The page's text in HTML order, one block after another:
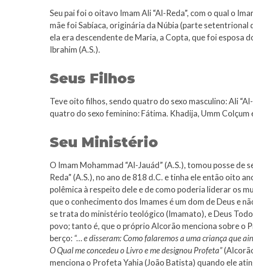
Seu pai foi o oitavo Imam Ali “Al-Reda”, com o qual o
mãe foi Sabíaca, originária da Núbia (parte setentrional
ela era descendente de Maria, a Copta, que foi esposa
Ibrahim (A.S.).
Seus Filhos
Teve oito filhos, sendo quatro do sexo masculino: Ali
quatro do sexo feminino: Fátima. Khadija, Umm Colçum
Seu Ministério
O Imam Mohammad “Al-Jauád” (A.S.), tomou posse de
Reda” (A.S.), no ano de 818 d.C. e tinha ele então oito
polêmica à respeito dele e de como poderia liderar os
que o conhecimento dos Imames é um dom de Deus e
se trata do ministério teológico (Imamato), e Deus
povo; tanto é, que o próprio Alcorão menciona sobre o
berço: “… e disseram: Como falaremos a uma criança que
O Qual me concedeu o Livro e me designou Profeta”
menciona o Profeta Yahia (João Batista) quando ele